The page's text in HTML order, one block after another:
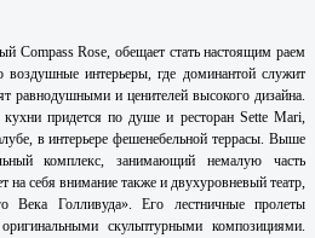
Compass Rose, обещает стать настоящим раем
интерьеры, где доминантой служит
равнодушными и ценителей высокого дизайна.
придется по душе и ресторан Sette Mari,
в интерьере фешенебельной террасы. Выше
комплекс, занимающий немалую часть
на себя внимание также и двухуровневый театр,
Века Голливуда». Его лестничные пролеты
скульптурными композициями.